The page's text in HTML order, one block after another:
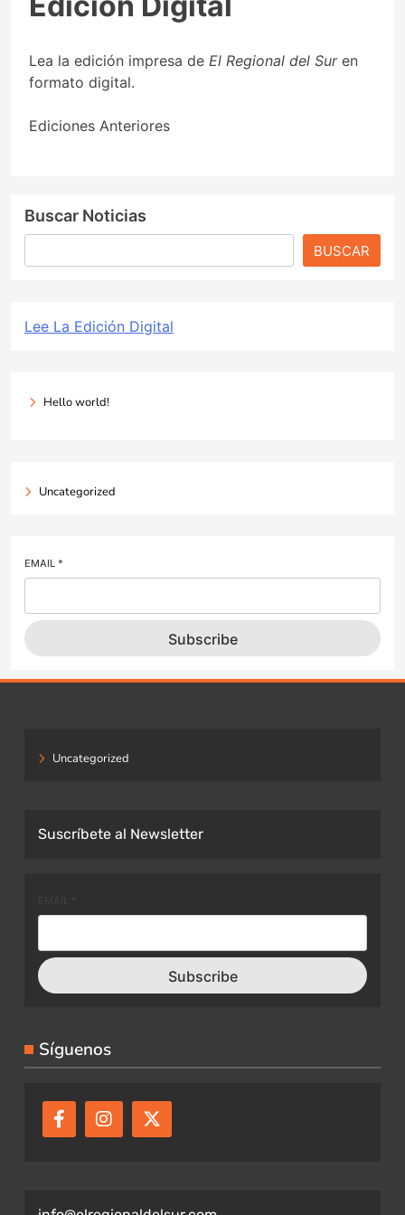
Lea la edición impresa de El Regional del Suren
formato digital.
Ediciones Anteriores
Buscar Noticias
BUSCAR
Lee La Edición Digital
Hello world!
Uncategorized
EMAIL *
Subscribe
Uncategorized
Suscríbete al Newsletter
Subscribe
Síguenos